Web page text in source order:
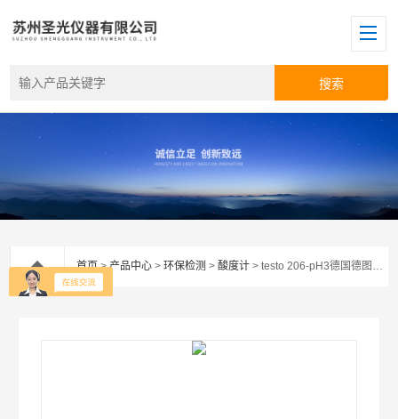
首页>产品中心 >环保检测 >酸度计 > testo 206-pH3德国德图测量仪 酸度计